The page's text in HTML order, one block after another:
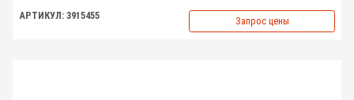
АРТИКУЛ: 3915455 Запрос цены